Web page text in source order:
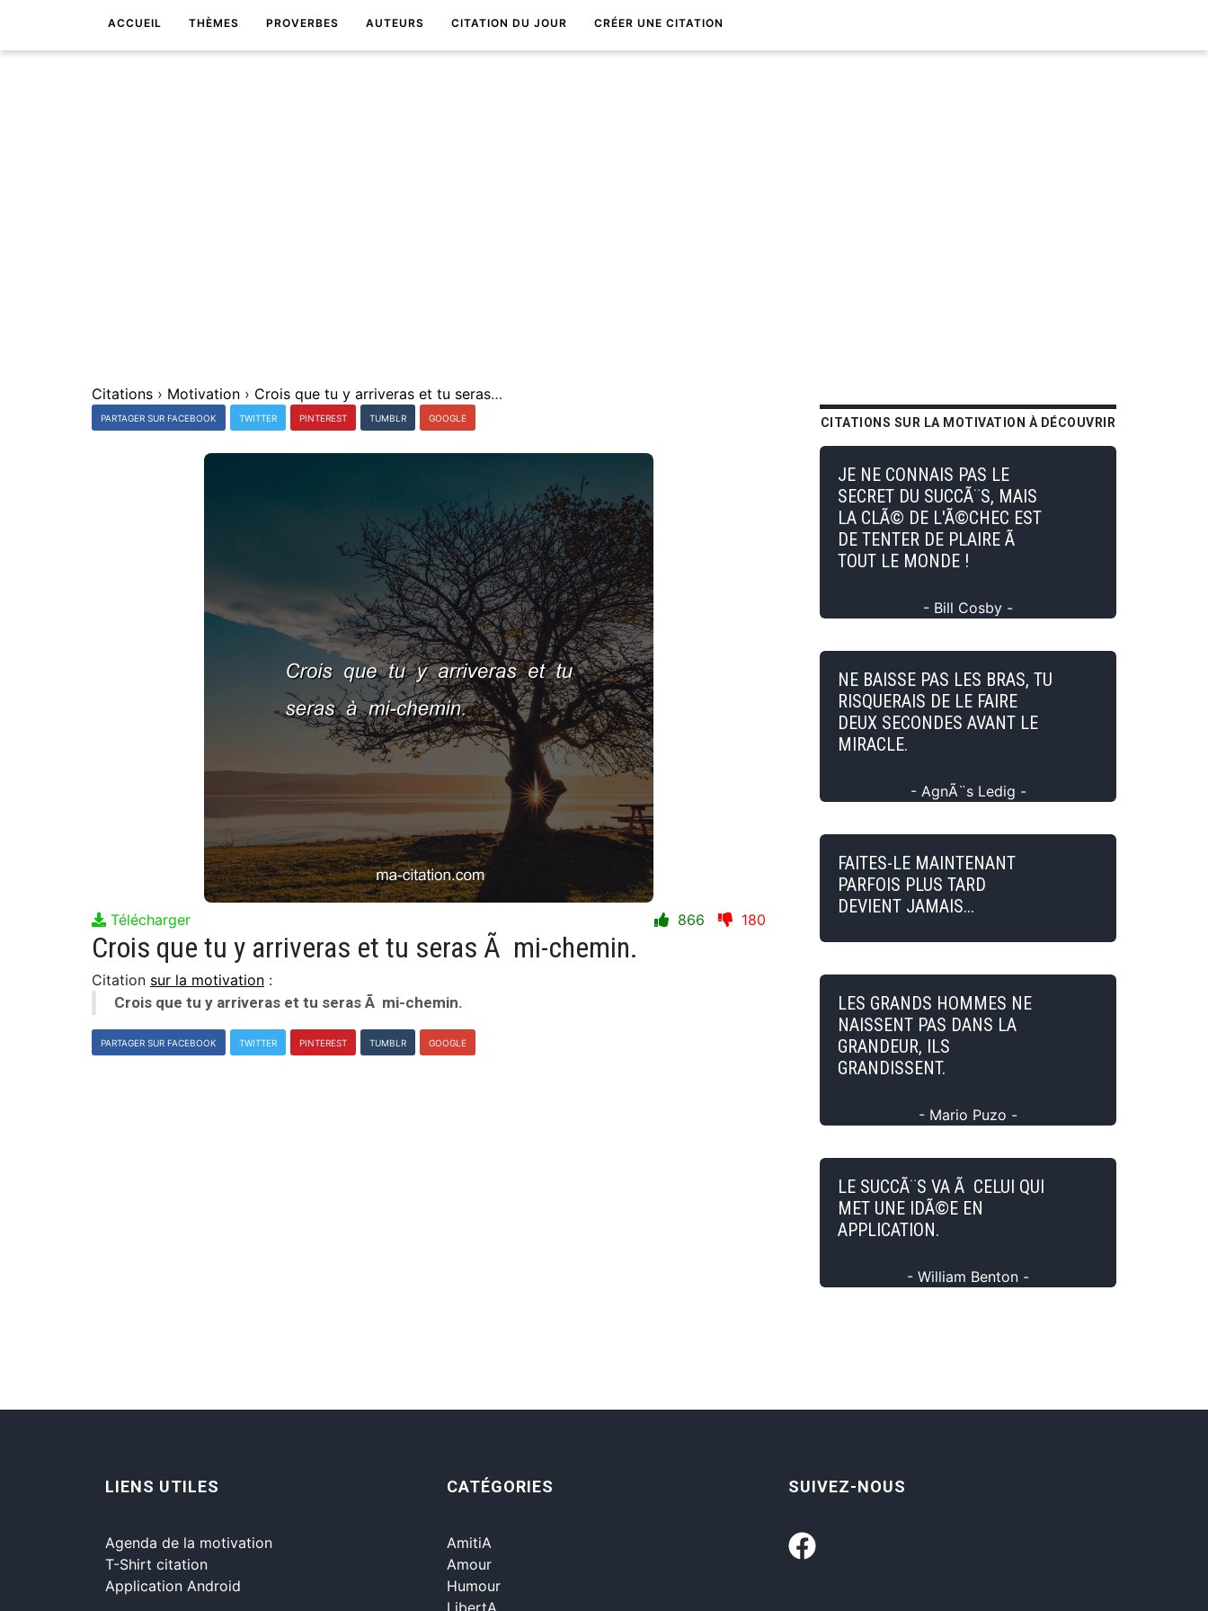
ACCUEIL THÈMES PROVERBES AUTEURS CITATION DU JOUR CRÉER UNE CITATION
Citations › Motivation › Crois que tu y arriveras et tu seras Ã mi-chemin.
PARTAGER SUR FACEBOOK TWITTER PINTEREST TUMBLR GOOGLE
Télécharger 866 180
Crois que tu y arriveras et tu seras Ã mi-chemin.
Citation sur la motivation :
Crois que tu y arriveras et tu seras Ã mi-chemin.
PARTAGER SUR FACEBOOK TWITTER PINTEREST TUMBLR GOOGLE
CITATIONS SUR LA MOTIVATION À DÉCOUVRIR
JE NE CONNAIS PAS LE
SECRET DU SUCCÃ¨S, MAIS
LA CLÃ© DE L'Ã©CHEC EST
DE TENTER DE PLAIRE Ã
TOUT LE MONDE !
- Bill Cosby -
NE BAISSE PAS LES BRAS, TU
RISQUERAIS DE LE FAIRE
DEUX SECONDES AVANT LE
MIRACLE.
- AgnÃ¨s Ledig -
FAITES-LE MAINTENANT
PARFOIS PLUS TARD
DEVIENT JAMAIS...
LES GRANDS HOMMES NE
NAISSENT PAS DANS LA
GRANDEUR, ILS
GRANDISSENT.
- Mario Puzo -
LE SUCCÃ¨S VA Ã CELUI QUI
MET UNE IDÃ©E EN
APPLICATION.
- William Benton -
LIENS UTILES
Agenda de la motivation
T-Shirt citation
Application Android
CATÉGORIES
AmitiA
Amour
Humour
LibertA
SUIVEZ-NOUS